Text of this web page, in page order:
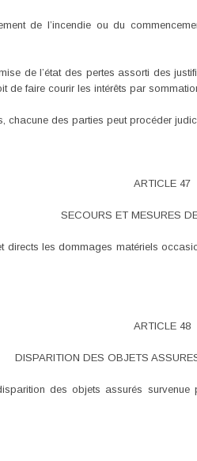
de l’incendie ou du
de l’état des pertes assorti des
de faire courir les intérêts par
chacune des parties peut procéder
ARTICLE 47
SECOURS ET MESURES
directs les dommages matériels
ARTICLE 48
DISPARITION DES OBJETS
des objets assurés survenue